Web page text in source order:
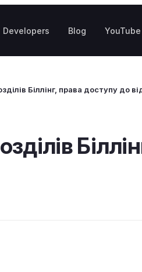
Developers Blog
Біллінг, права доступу до